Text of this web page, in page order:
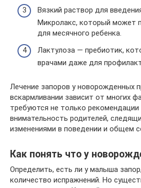
Вязкий раствор для
Микролакс, который может
для месячного ребенка.
Лактулоза — пребиотик,
врачами даже для
Лечение запоров у новорожденных
вскармливании зависит от многих
требуются не только рекомендации
внимательность родителей,
изменениями в поведении и общем
Как понять что у
Определить, есть ли у малыша
количество испражнений. Но